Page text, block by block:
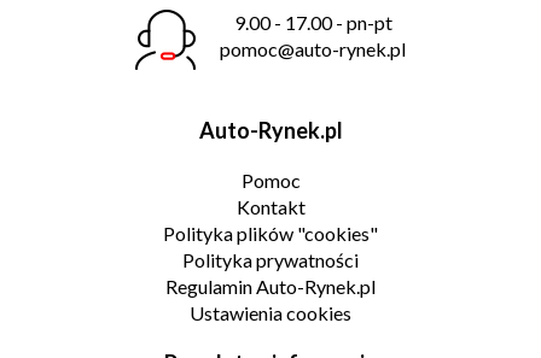
9.00 - 17.00 - pn-pt
pomoc@auto-rynek.pl
Auto-Rynek.pl
Pomoc
Kontakt
Polityka plików "cookies"
Polityka prywatności
Regulamin Auto-Rynek.pl
Ustawienia cookies